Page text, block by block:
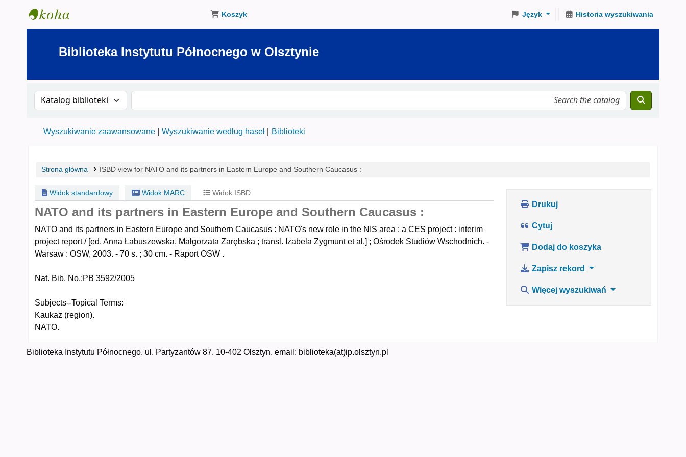
Biblioteka Instytutu Północnego w Olsztynie
Koszyk Język Historia wyszukiwania
Biblioteka Instytutu Północnego w Olsztynie
Szukaj w katalogu po:
Wyszukiwanie zaawansowane Wyszukiwanie według haseł Biblioteki
Strona główna ISBD view for NATO and its partners in Eastern Europe and Southern Caucasus :
Widok standardowy Widok MARC Widok ISBD
NATO and its partners in Eastern Europe and Southern Caucasus :
NATO and its partners in Eastern Europe and Southern Caucasus : NATO's new role in the NIS area : a CES project : interim
project report / [ed. Anna Łabuszewska, Małgorzata Zarębska ; transl. Izabela Zygmunt et al.] ; Ośrodek Studiów Wschodnich. -
Warsaw : OSW, 2003. - 70 s. ; 30 cm. - Raport OSW .
Nat. Bib. No.:PB 3592/2005
Subjects--Topical Terms:
Kaukaz (region).
NATO.
Drukuj
Cytuj
Dodaj do koszyka
Zapisz rekord
Więcej wyszukiwań
Biblioteka Instytutu Północnego, ul. Partyzantów 87, 10-402 Olsztyn, email: biblioteka(at)ip.olsztyn.pl